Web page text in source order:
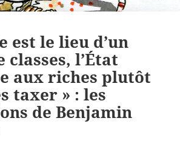
est le lieu d’un
l’État
aux riches plutôt
taxer » : les
de Benjamin